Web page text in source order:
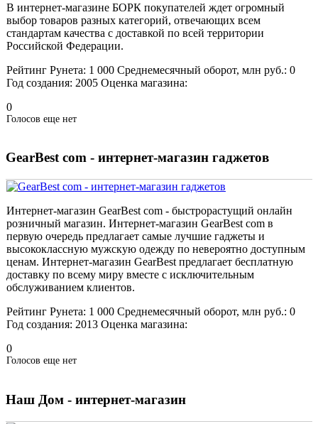
В интернет-магазине БОРК покупателей ждет огромный
выбор товаров разных категорий, отвечающих всем
стандартам качества с доставкой по всей территории
Российской Федерации.
Рейтинг Рунета: 1 000 Среднемесячный оборот, млн руб.: 0
Год создания: 2005 Оценка магазина:
0
Голосов еще нет
GearBest com - интернет-магазин гаджетов
Интернет-магазин GearBest com - быстрорастущий онлайн
розничный магазин. Интернет-магазин GearBest com в
первую очередь предлагает самые лучшие гаджеты и
высококлассную мужскую одежду по невероятно доступным
ценам. Интернет-магазин GearBest предлагает бесплатную
доставку по всему миру вместе с исключительным
обслуживанием клиентов.
Рейтинг Рунета: 1 000 Среднемесячный оборот, млн руб.: 0
Год создания: 2013 Оценка магазина:
0
Голосов еще нет
Наш Дом - интернет-магазин